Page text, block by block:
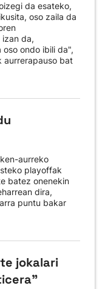
da esateko,
oso zaila da
da,
ondo ibili da",
aurrerapauso bat
aurreko
playoffak
batez onenekin
dira,
puntu bakar
jokalari